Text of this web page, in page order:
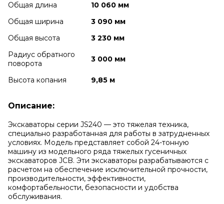
Общая длина
10 060 мм
Общая ширина
3 090 мм
Общая высота
3 230 мм
Радиус обратного
поворота
3 000 мм
Высота копания 9,85 м
Описание:
Экскаваторы серии JS240 — это тяжелая техника,
специально разработанная для работы в затрудненных
условиях. Модель представляет собой 24-тонную
машину из модельного ряда тяжелых гусеничных
экскаваторов JCB. Эти экскаваторы разрабатываются с
расчетом на обеспечение исключительной прочности,
производительности, эффективности,
комфортабельности, безопасности и удобства
обслуживания.